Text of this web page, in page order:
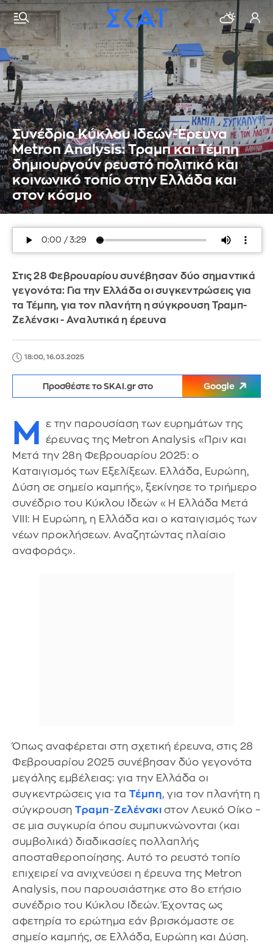
Συνέδριο Κύκλου Ιδεών-Έρευνα
Metron Analysis: Τραμπ και Τέμπη
δημιουργούν ρευστό πολιτικό και
κοινωνικό τοπίο στην Ελλάδα και
στον κόσμο
Στις 28 Φεβρουαρίου συνέβησαν δύο σημαντικά
γεγονότα: Για την Ελλάδα οι συγκεντρώσεις για
τα Τέμπη, για τον πλανήτη η σύγκρουση Τραμπ-
Ζελένσκι - Αναλυτικά η έρευνα
18:00, 16.03.2025
Προσθέστε το SKAI.gr στο Google
Μ
ε την παρουσίαση των ευρημάτων της
έρευνας της Metron Analysis «Πριν και
Μετά την 28η Φεβρουαρίου 2025: ο
Καταιγισμός των Εξελίξεων. Ελλάδα, Ευρώπη,
Δύση σε σημείο καμπής», ξεκίνησε το τριήμερο
συνέδριο του Κύκλου Ιδεών «Η Ελλάδα Μετά
VIIΙ: Η Ευρώπη, η Ελλάδα και ο καταιγισμός των
νέων προκλήσεων. Αναζητώντας πλαίσιο
αναφοράς».
Όπως αναφέρεται στη σχετική έρευνα, στις 28
Φεβρουαρίου 2025 συνέβησαν δύο γεγονότα
μεγάλης εμβέλειας: για την Ελλάδα οι
συγκεντρώσεις για τα Τέμπη, για τον πλανήτη η
σύγκρουση Τραμπ-Ζελένσκι στον Λευκό Οίκο –
σε μια συγκυρία όπου συμπυκνώνονται (και
συμβολικά) διαδικασίες πολλαπλής
αποσταθεροποίησης. Αυτό το ρευστό τοπίο
επιχειρεί να ανιχνεύσει η έρευνα της Metron
Analysis, που παρουσιάστηκε στο 8ο ετήσιο
συνέδριο του Κύκλου Ιδεών. Έχοντας ως
αφετηρία το ερώτημα εάν βρισκόμαστε σε
σημείο καμπής, σε Ελλάδα, Ευρώπη και Δύση.